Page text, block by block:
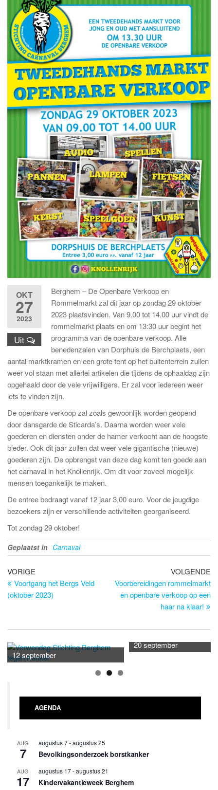
OKT
27
2023
Uit
Berghem – De Openbare Verkoop en
Rommelmarkt zal dit jaar op zondag 29 oktober
2023 plaatsvinden. Van 9.00 tot 14.00 uur vindt de
rommelmarkt plaats en om 13:30 uur begint het
programma van de openbare verkoop. Alle
benedenzalen van Dorphuis de Berchplaets, een
aantal marktkramen en een grote tent op het buitenterrein zullen
weer vol staan met allerlei artikelen die tijdens de ophaaldag zijn
opgehaald door de vele vrijwilligers. Er zal voor iedereen weer
iets te vinden zijn.
De openbare verkoop zal zoals gewoonlijk worden geopend
door dansgarde de Sticarda’s. Daarna worden weer vele
goederen en diensten onder de hamer verkocht aan de hoogste
bieder. Ook dit jaar zullen dat weer vele gigantische (nieuwe)
goederen zijn. De opbrengst van deze dag komt ten goede aan
het carnaval in het Knollenrijk. Om dit voor zoveel mogelijk
mensen toegankelijk te maken.
De entree bedraagt vanaf 12 jaar 3,00 euro. Voor de jeugdige
bezoekers zijn er verschillende activiteiten georganiseerd.
Tot zondag 29 oktober!
Geplaatst in Carnaval
Bericht
navigatie
Vorig
bericht
VORIGE
Voortgang het Bergs Veld
(oktober 2023)
VOLGENDE
Voorbereidingen rommelmarkt
en openbare verkoop op een
haar na klaar!
12 september
20 september
AGENDA
AUG
7
augustus 7-augustus 25
Bevolkingsonderzoek borstkanker
AUG
17
augustus 17-augustus 21
Kindervakantieweek Berghem